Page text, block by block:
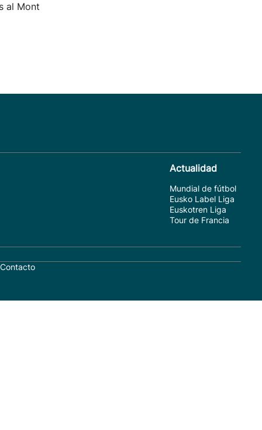
al Mont
Actualidad
Mundial de fútbol
Eusko Label Liga
Euskotren Liga
Tour de Francia
Contacto